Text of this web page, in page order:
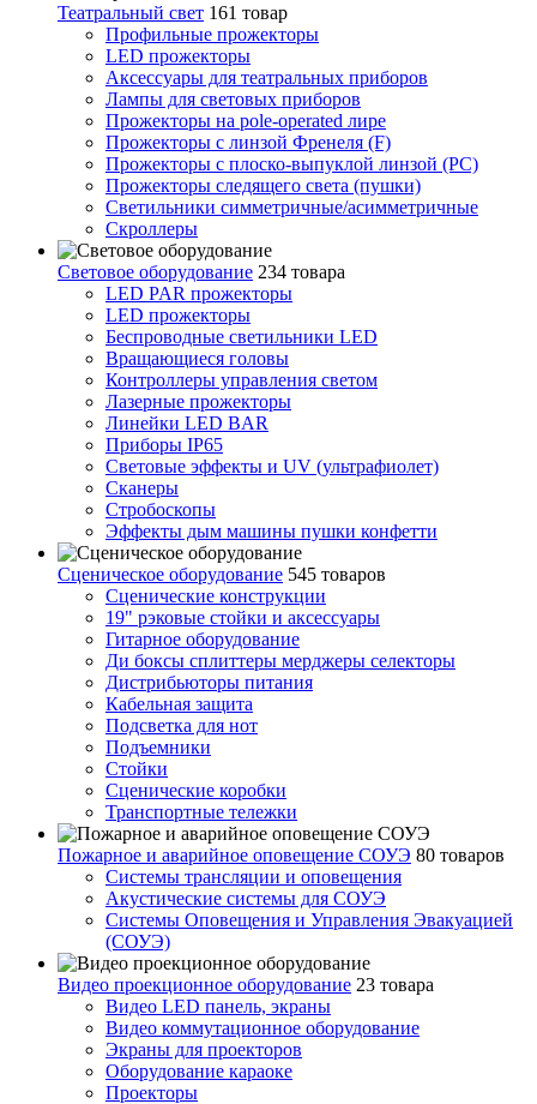
Театральный свет 161 товар
Профильные прожекторы
LED прожекторы
Аксессуары для театральных приборов
Лампы для световых приборов
Прожекторы на pole-operated лире
Прожекторы с линзой Френеля (F)
Прожекторы с плоско-выпуклой линзой (PC)
Прожекторы следящего света (пушки)
Светильники симметричные/асимметричные
Скроллеры
Световое оборудование 234 товара
LED PAR прожекторы
LED прожекторы
Беспроводные светильники LED
Вращающиеся головы
Контроллеры управления светом
Лазерные прожекторы
Линейки LED BAR
Приборы IP65
Световые эффекты и UV (ультрафиолет)
Сканеры
Стробоскопы
Эффекты дым машины пушки конфетти
Сценическое оборудование 545 товаров
Сценические конструкции
19" рэковые стойки и аксесcуары
Гитарное оборудование
Ди боксы сплиттеры мерджеры селекторы
Дистрибьюторы питания
Кабельная защита
Подсветка для нот
Подъемники
Стойки
Сценические коробки
Транспортные тележки
Пожарное и аварийное оповещение СОУЭ 80 товаров
Cистемы трансляции и оповещения
Акустические системы для СОУЭ
Системы Оповещения и Управления Эвакуацией
(СОУЭ)
Видео проекционное оборудование 23 товара
Видео LED панель, экраны
Видео коммутационное оборудование
Экраны для проекторов
Оборудование караоке
Проекторы